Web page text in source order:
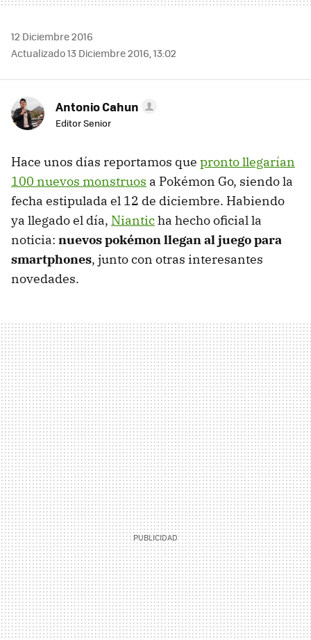
12 Diciembre 2016
Actualizado 13 Diciembre 2016, 13:02
Antonio Cahun
Editor Senior
Hace unos días reportamos que pronto llegarían
100 nuevos monstruos a Pokémon Go, siendo la
fecha estipulada el 12 de diciembre. Habiendo
ya llegado el día, Nianticha hecho oficial la
noticia: nuevos pokémon llegan al juego para
smartphones, junto con otras interesantes
novedades.